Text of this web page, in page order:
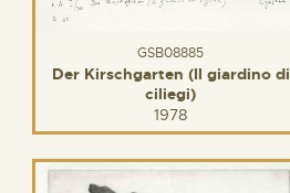
GSB08885
Der Kirschgarten (Il giardino di
ciliegi)
1978